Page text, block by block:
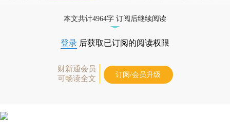
本文共计4964字 订阅后继续阅读
登录 后获取已订阅的阅读权限
财新通会员
可畅读全文
订阅/会员升级